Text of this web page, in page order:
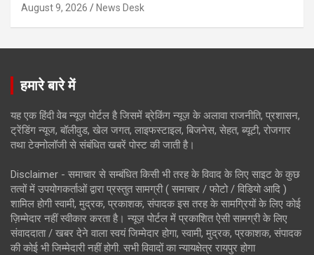
August 9, 2026 News Desk
हमारे बारे में
यह एक हिंदी वेब न्यूज़ पोर्टल है जिसमें ब्रेकिंग न्यूज़ के अलावा राजनीति, प्रशासन,
ट्रेंडिंग न्यूज, बॉलीवुड, खेल जगत, लाइफस्टाइल, बिजनेस, सेहत, ब्यूटी, रोजगार
तथा टेक्नोलॉजी से संबंधित खबरें पोस्ट की जाती है।
Disclaimer - समाचार से सम्बंधित किसी भी तरह के विवाद के लिए साइट के कुछ
तत्वों में उपयोगकर्ताओं द्वारा प्रस्तुत सामग्री ( समाचार / फोटो / विडियो आदि )
शामिल होगी स्वामी, मुद्रक, प्रकाशक, संपादक इस तरह के सामग्रियों के लिए कोई
ज़िम्मेदार नहीं स्वीकार करता है। न्यूज़ पोर्टल में प्रकाशित ऐसी सामग्री के लिए
संवाददाता / खबर देने वाला स्वयं जिम्मेदार होगा, स्वामी, मुद्रक, प्रकाशक, संपादक
की कोई भी जिम्मेदारी नहीं होगी. सभी विवादों का न्यायक्षेत्र रायपुर होगा